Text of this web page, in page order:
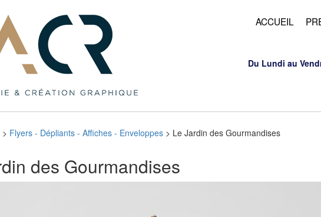
ACCUEIL
Du Lundi au
> Flyers - Dépliants - Affiches - Enveloppes > Le Jardin des Gourmandises
des Gourmandises